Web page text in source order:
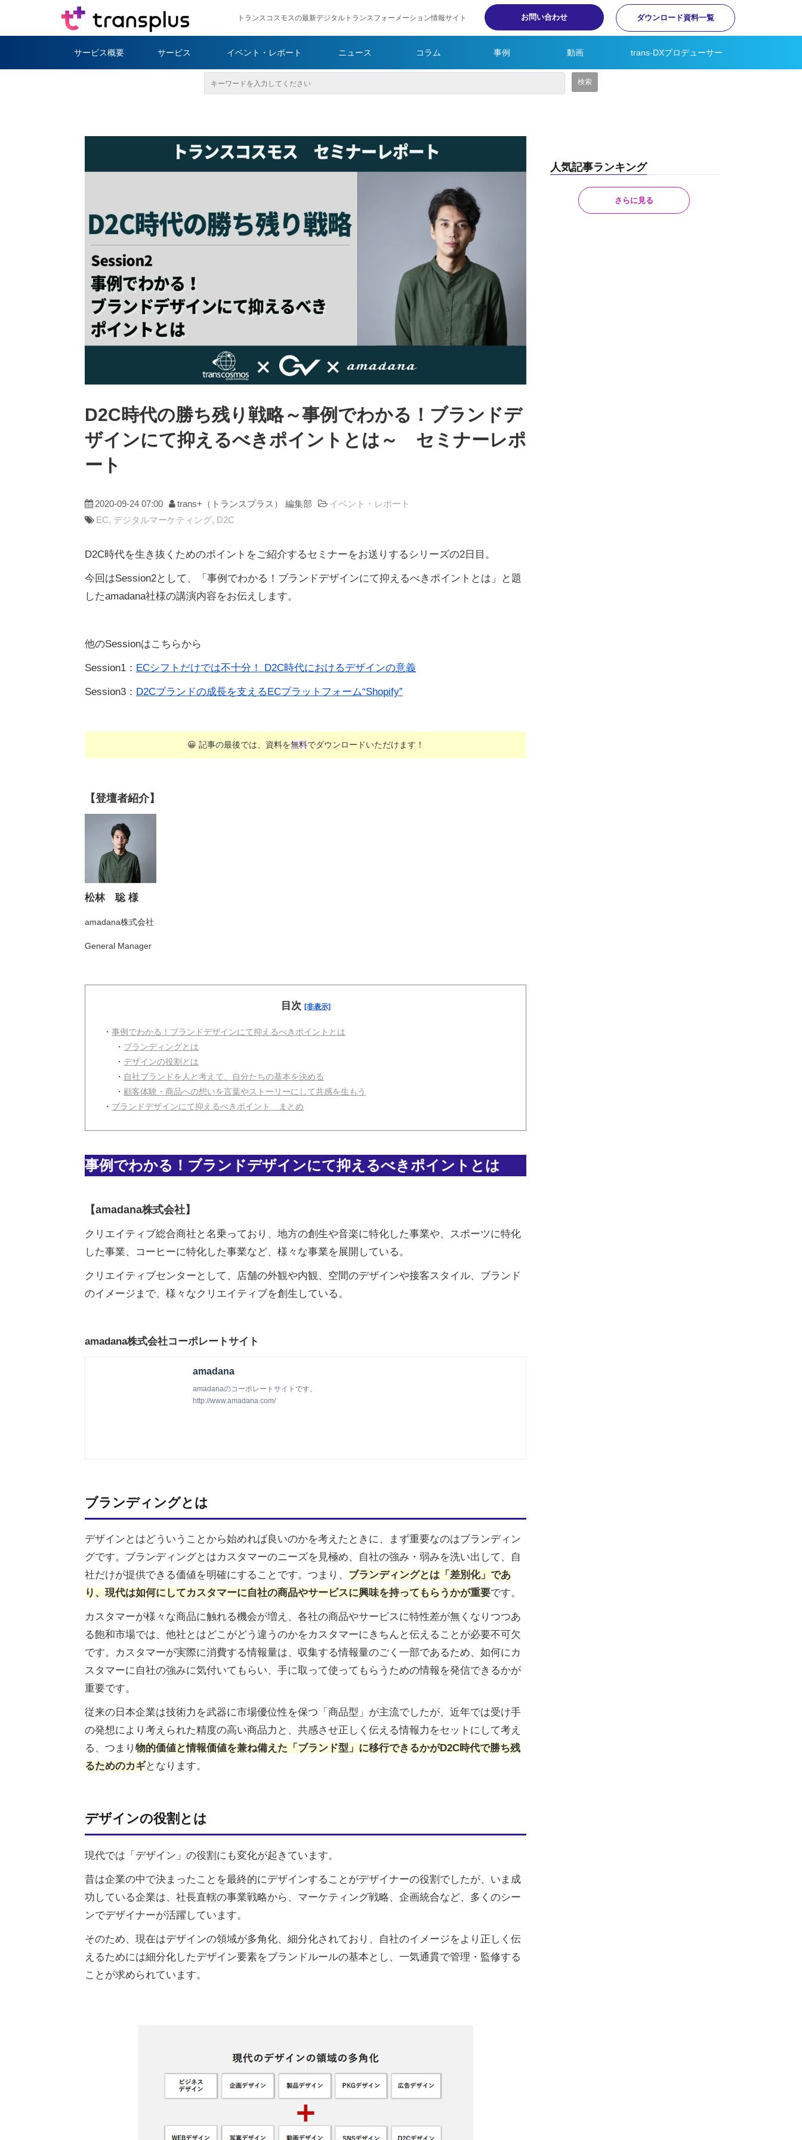
トランスコスモスの最新デジタルトランスフォーメーション情報サイト お問い合わせ ダウンロード資料一覧
サービス概要 サービス イベント・レポート ニュース コラム 事例 動画 trans-DXプロデューサー
D2C時代の勝ち残り戦略～事例でわかる！ブランドデ
ザインにて抑えるべきポイントとは～ セミナーレポ
ート
2020-09-24 07:00 trans+（トランスプラス） 編集部
イベント・レポート
EC デジタルマーケティング D2C
D2C時代を生き抜くためのポイントをご紹介するセミナーをお送りするシリーズの2日目。
今回はSession2として、「事例でわかる！ブランドデザインにて抑えるべきポイントとは」と題
したamadana社様の講演内容をお伝えします。
他のSessionはこちらから
Session1： ECシフトだけでは不十分！ D2C時代におけるデザインの意義​​​​​​​
Session3： D2Cブランドの成長を支えるECプラットフォーム“Shopify”
😀 記事の最後では、資料を無料でダウンロードいただけます！
【登壇者紹介】
松林 聡 様
amadana株式会社
General Manager
目次 [非表示]
・ 事例でわかる！ブランドデザインにて抑えるべきポイントとは
・ ブランディングとは
・ デザインの役割とは
・ 自社ブランドを人と考えて、自分たちの基本を決める
・ 顧客体験・商品への想いを言葉やストーリーにして共感を生もう
・ ブランドデザインにて抑えるべきポイント まとめ
事例でわかる！ブランドデザインにて抑えるべきポイントとは
【amadana株式会社】
クリエイティブ総合商社と名乗っており、地方の創生や音楽に特化した事業や、スポーツに特化
した事業、コーヒーに特化した事業など、様々な事業を展開している。
クリエイティブセンターとして、店舗の外観や内観、空間のデザインや接客スタイル、ブランド
のイメージまで、様々なクリエイティブを創生している。
amadana株式会社コーポレートサイト
amadana
amadanaのコーポレートサイトです。
http://www.amadana.com/
ブランディングとは
デザインとはどういうことから始めれば良いのかを考えたときに、まず重要なのはブランディン
グです。ブランディングとはカスタマーのニーズを見極め、自社の強み・弱みを洗い出して、自
社だけが提供できる価値を明確にすることです。つまり、 ブランディングとは「差別化」であ
り、現代は如何にしてカスタマーに自社の商品やサービスに興味を持ってもらうかが重要です。
カスタマーが様々な商品に触れる機会が増え、各社の商品やサービスに特性差が無くなりつつあ
る飽和市場では、他社とはどこがどう違うのかをカスタマーにきちんと伝えることが必要不可欠
です。カスタマーが実際に消費する情報量は、収集する情報量のごく一部であるため、如何にカ
スタマーに自社の強みに気付いてもらい、手に取って使ってもらうための情報を発信できるかが
重要です。
従来の日本企業は技術力を武器に市場優位性を保つ「商品型」が主流でしたが、近年では受け手
の発想により考えられた精度の高い商品力と、共感させ正しく伝える情報力をセットにして考え
る、つまり 物的価値と情報価値を兼ね備えた「ブランド型」に移行できるかがD2C時代で勝ち残
るためのカギとなります。
デザインの役割とは
現代では「デザイン」の役割にも変化が起きています。
昔は企業の中で決まったことを最終的にデザインすることがデザイナーの役割でしたが、いま成
功している企業は、社長直轄の事業戦略から、マーケティング戦略、企画統合など、多くのシー
ンでデザイナーが活躍しています。
そのため、現在はデザインの領域が多角化、細分化されており、自社のイメージをより正しく伝
えるためには細分化したデザイン要素をブランドルールの基本とし、一気通貫で管理・監修する
ことが求められています。
人気記事ランキング
さらに見る